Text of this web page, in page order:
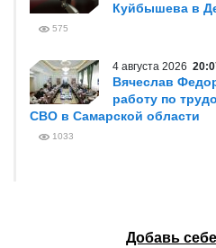
Куйбышева в
575
4 августа 2026
Вячеслав
работу по
СВО в Самарской области
1033
Добавь